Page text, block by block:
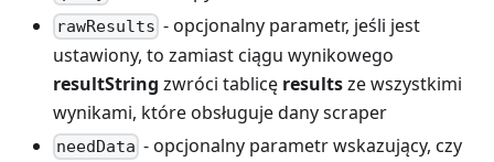
rawResults - opcjonalny parametr, jeśli jest
ustawiony, to zamiast ciągu wynikowego
resultString zwróci tablicę resultsze wszystkimi
wynikami, które obsługuje dany scraper
needData - opcjonalny parametr wskazujący, czy